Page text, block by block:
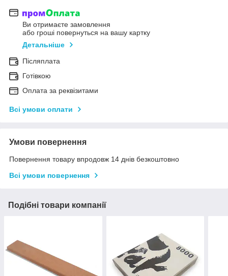
Ви отримаєте замовлення
або гроші повернуться на вашу картку
Детальніше
Післяплата
Готівкою
Оплата за реквізитами
Всі умови оплати
Умови повернення
Повернення товару впродовж 14 днів безкоштовно
Всі умови повернення
Подібні товари компанії